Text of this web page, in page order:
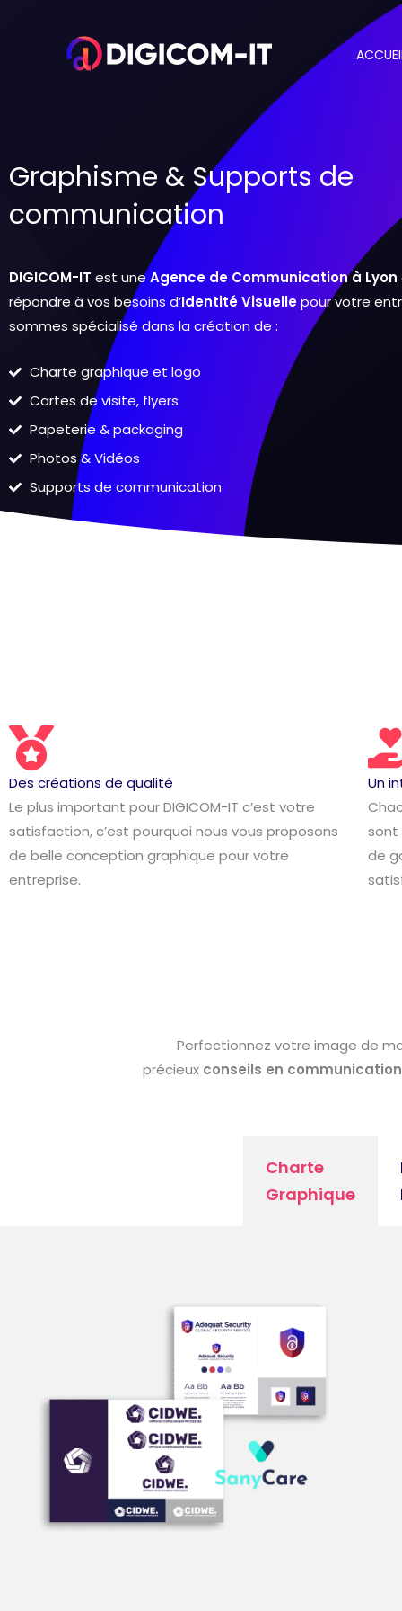
Graphisme & Supports de
communication
DIGICOM-IT est uneAgence de Communication à Lyon
répondre à vos besoins d’Identité Visuellepour votre
sommes spécialisé dans la création de :
Charte graphique et logo
Cartes de visite, flyers
Papeterie & packaging
Photos & Vidéos
Supports de communication
Des créations de qualité
Le plus important pour DIGICOM-IT c’est votre
satisfaction, c’est pourquoi nous vous proposons
de belle conception graphique pour votre
entreprise.
Un
sont
de
Perfectionnez votre image de
précieux conseils en communication
Charte
Graphique